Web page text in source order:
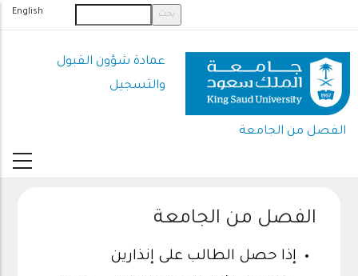
إلى
المحتوى
الرئيسي
English
عمادة شؤون القبول
والتسجيل
الفصل من الجامعة
الفصل من الجامعة
إذا حصل الطالب على إنذارين